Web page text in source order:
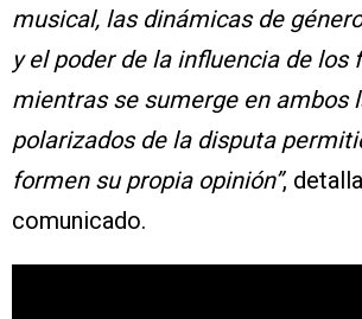
musical, las dinámicas de
y el poder de la influencia de los
mientras se sumerge en ambos
polarizados de la disputa
formen su propia opinión”,
comunicado.